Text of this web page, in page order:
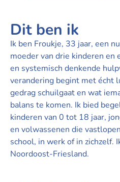
Dit ben ik
Ik ben Froukje, 33 jaar, een
moeder van drie kinderen en
en systemisch denkende
verandering begint met écht
gedrag schuilgaat en wat
balans te komen. Ik bied
kinderen van 0 tot 18 jaar,
en volwassenen die
school, in werk of in zichzelf.
Noordoost-Friesland.